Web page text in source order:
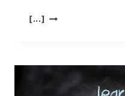
[...] UNE
: